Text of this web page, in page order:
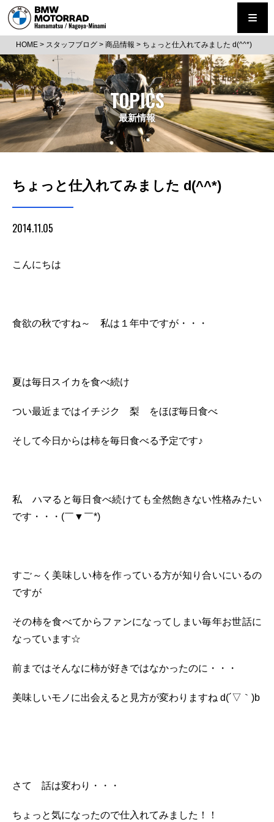
HOME > スタッフブログ > 商品情報 > ちょっと仕入れてみました d(^^*)
TOPICS
最新情報
ちょっと仕入れてみました d(^^*)
2014.11.05
こんにちは
食欲の秋ですね～ 私は１年中ですが・・・
夏は毎日スイカを食べ続け
つい最近まではイチジク 梨 をほぼ毎日食べ
そして今日からは柿を毎日食べる予定です♪
私 ハマると毎日食べ続けても全然飽きない性格みたい
です・・・(￣▼￣*)
すご～く美味しい柿を作っている方が知り合いにいるの
ですが
その柿を食べてからファンになってしまい毎年お世話に
なっています☆
前まではそんなに柿が好きではなかったのに・・・
美味しいモノに出会えると見方が変わりますね d(´▽｀)b
さて 話は変わり・・・
ちょっと気になったので仕入れてみました！！